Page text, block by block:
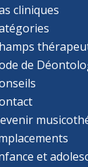
cliniques
de
et